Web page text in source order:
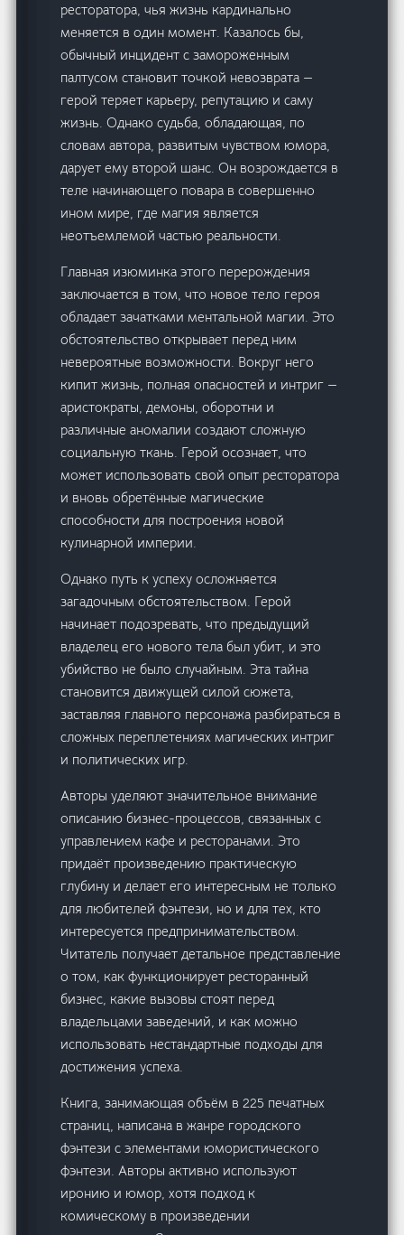
ресторатора, чья жизнь кардинально
меняется в один момент. Казалось бы,
обычный инцидент с замороженным
палтусом становит точкой невозврата —
герой теряет карьеру, репутацию и саму
жизнь. Однако судьба, обладающая, по
словам автора, развитым чувством юмора,
дарует ему второй шанс. Он возрождается в
теле начинающего повара в совершенно
ином мире, где магия является
неотъемлемой частью реальности.
Главная изюминка этого перерождения
заключается в том, что новое тело героя
обладает зачатками ментальной магии. Это
обстоятельство открывает перед ним
невероятные возможности. Вокруг него
кипит жизнь, полная опасностей и интриг —
аристократы, демоны, оборотни и
различные аномалии создают сложную
социальную ткань. Герой осознает, что
может использовать свой опыт ресторатора
и вновь обретённые магические
способности для построения новой
кулинарной империи.
Однако путь к успеху осложняется
загадочным обстоятельством. Герой
начинает подозревать, что предыдущий
владелец его нового тела был убит, и это
убийство не было случайным. Эта тайна
становится движущей силой сюжета,
заставляя главного персонажа разбираться в
сложных переплетениях магических интриг
и политических игр.
Авторы уделяют значительное внимание
описанию бизнес-процессов, связанных с
управлением кафе и ресторанами. Это
придаёт произведению практическую
глубину и делает его интересным не только
для любителей фэнтези, но и для тех, кто
интересуется предпринимательством.
Читатель получает детальное представление
о том, как функционирует ресторанный
бизнес, какие вызовы стоят перед
владельцами заведений, и как можно
использовать нестандартные подходы для
достижения успеха.
Книга, занимающая объём в 225 печатных
страниц, написана в жанре городского
фэнтези с элементами юмористического
фэнтези. Авторы активно используют
иронию и юмор, хотя подход к
комическому в произведении